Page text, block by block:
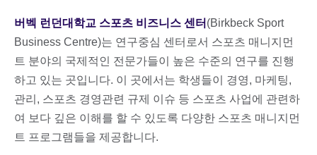
버벡 런던대학교 스포츠 비즈니스 센터 (Birkbeck Sport
Business Centre)는 연구중심 센터로서 스포츠 매니지먼
트 분야의 국제적인 전문가들이 높은 수준의 연구를 진행
하고 있는 곳입니다. 이 곳에서는 학생들이 경영, 마케팅,
관리, 스포츠 경영관련 규제 이슈 등 스포츠 사업에 관련하
여 보다 깊은 이해를 할 수 있도록 다양한 스포츠 매니지먼
트 프로그램들을 제공합니다.